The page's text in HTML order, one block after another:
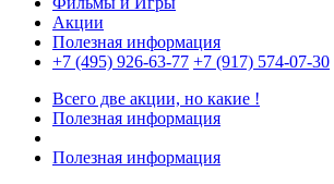
Акции
Полезная информация
+7 (495) 926-63-77 +7 (917) 574-07-30
Всего две акции, но какие !
Полезная информация
Полезная информация